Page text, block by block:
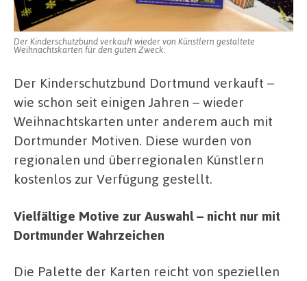
Der Kinderschutzbund verkauft wieder von Künstlern gestaltete
Weihnachtskarten für den guten Zweck.
Der Kinderschutzbund Dortmund verkauft –
wie schon seit einigen Jahren – wieder
Weihnachtskarten unter anderem auch mit
Dortmunder Motiven. Diese wurden von
regionalen und überregionalen Künstlern
kostenlos zur Verfügung gestellt.
Vielfältige Motive zur Auswahl – nicht nur mit
Dortmunder Wahrzeichen
Die Palette der Karten reicht von speziellen